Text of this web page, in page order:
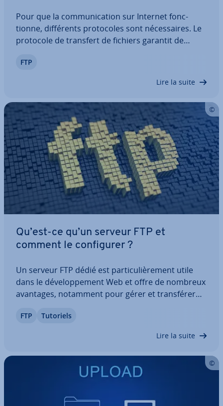
Pour que la com­mu­ni­ca­tion sur Internet fonc­
tionne, dif­fé­rents pro­to­coles sont né­ces­saires. Le
protocole de transfert de fichiers garantit de
un serveur. En par­ti­cu­lier dans le cadre de la
FTP
Lire la suite
Qu’est-ce qu’un serveur FTP et
comment le con­fi­gu­rer ?
Un serveur FTP dédié est par­ti­cu­liè­re­ment utile
dans le dé­ve­lop­pe­ment Web et offre de nombreux
avantages, notamment pour gérer et trans­fé­rer
complexe au premier abord, nous vous montrons
comment con­fi­gu­rer sim­ple­ment, en quelques…
FTP Tutoriels
Lire la suite